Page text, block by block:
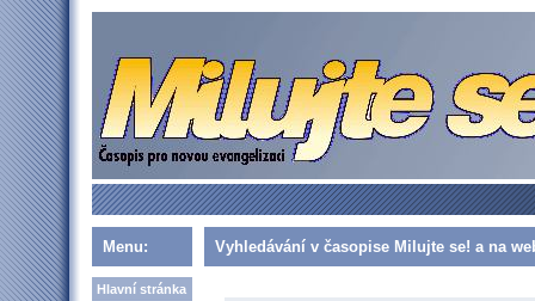
Menu:
Hlavní stránka
Vyhledávání v časopise Milujte se! a na